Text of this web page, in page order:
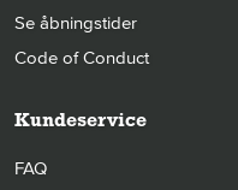
Se åbningstider
Code of Conduct
Kundeservice
FAQ